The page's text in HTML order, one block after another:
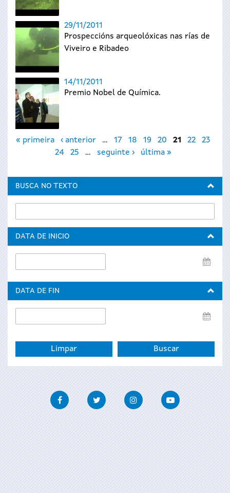
29/11/2011
Prospeccións arqueolóxicas nas rías de
Viveiro e Ribadeo
14/11/2011
Premio Nobel de Química.
Páxinas
« primeira ‹ anterior … 17 18 19 20 21 22
23
24
25 … seguinte › última »
BUSCA NO TEXTO
DATA DE INICIO
de
DATA DE FIN
de
FacebookTwitter InstagramYoutube